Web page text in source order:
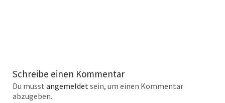
Schreibe einen Kommentar
Du musst angemeldetsein, um einen Kommentar
abzugeben.